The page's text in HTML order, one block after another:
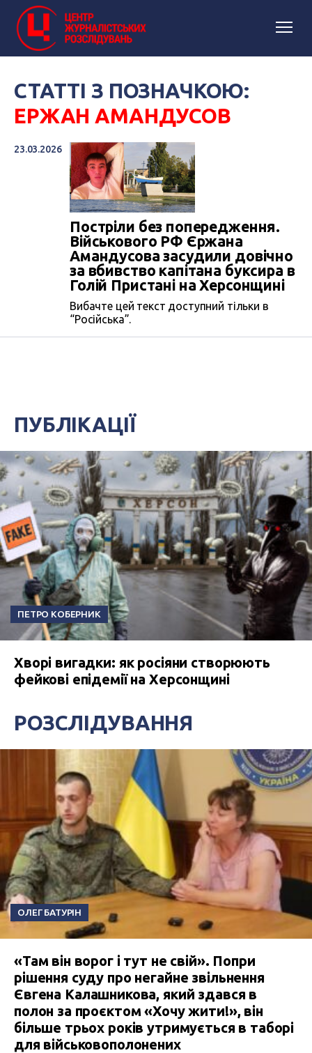
СТАТТІ З ПОЗНАЧКОЮ:
ЕРЖАН АМАНДУСОВ
23.03.2026
Постріли без попередження.
Військового РФ Єржана
Амандусова засудили довічно
за вбивство капітана буксира в
Голій Пристані на Херсонщині
Вибачте цей текст доступний тільки в
“Російська”.
ПУБЛІКАЦІЇ
ПЕТРО КОБЕРНИК
Хворі вигадки: як росіяни створюють
фейкові епідемії на Херсонщині
РОЗСЛІДУВАННЯ
ОЛЕГ БАТУРІН
«Там він ворог і тут не свій». Попри
рішення суду про негайне звільнення
Євгена Калашникова, який здався в
полон за проєктом «Хочу жити!», він
більше трьох років утримується в таборі
для військовополонених